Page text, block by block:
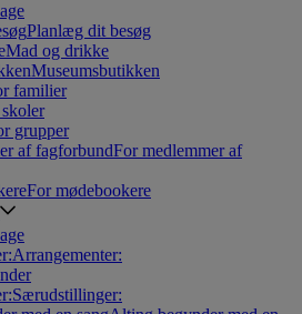
Planlæg dit besøg
Mad og drikke
Museumsbutikken
familier
grupper
af fagforbundFor medlemmer af
For mødebookere
Arrangementer:
Særudstillinger: